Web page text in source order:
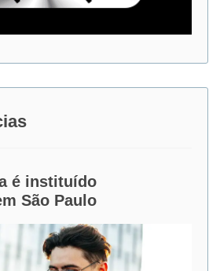
é instituído
São Paulo